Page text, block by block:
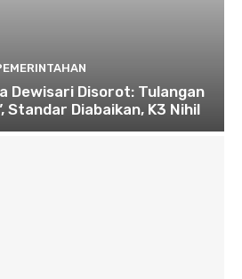
Dewisari Disorot: Tulangan
Standar Diabaikan, K3 Nihil